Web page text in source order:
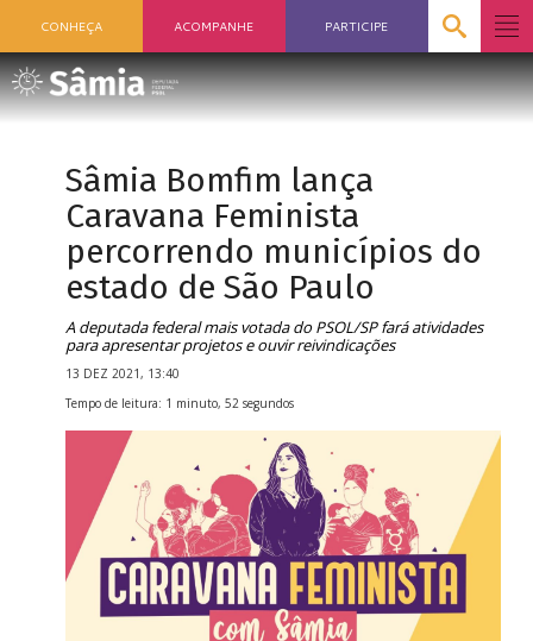
CONHEÇA ACOMPANHE PARTICIPE
Sâmia Bomfim lança
Caravana Feminista
percorrendo municípios do
estado de São Paulo
A deputada federal mais votada do PSOL/SP fará atividades
para apresentar projetos e ouvir reivindicações
13 DEZ 2021, 13:40
Tempo de leitura: 1 minuto, 52 segundos